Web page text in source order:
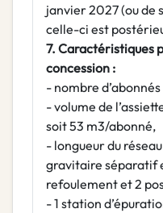
janvier 2027 (ou de
celle-ci est
7. Caractéristiques
concession :
- nombre d’abonnés
- volume de
soit 53 m3/abonné,
- longueur du
gravitaire séparatif
refoulement et 2
- 1 station